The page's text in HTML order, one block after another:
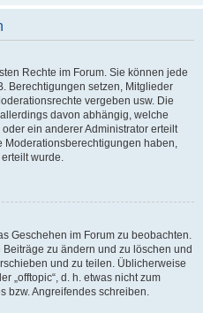
Rechte im Forum. Sie können jede
Berechtigungen setzen, Mitglieder
vergeben usw. Die
davon abhängig, welche
ein anderer Administrator erteilt
Moderationsberechtigungen haben,
wurde.
Geschehen im Forum zu beobachten.
zu ändern und zu löschen und
und zu teilen. Üblicherweise
„offtopic“, d. h. etwas nicht zum
bzw. Angreifendes schreiben.